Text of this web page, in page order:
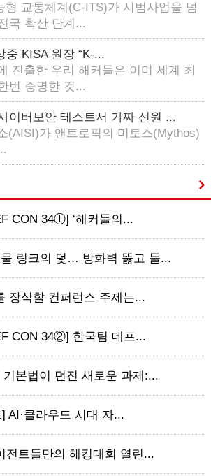
형 교통체계(C-ITS)가 시범사업을 넘
국 확산 단계...
중 KISA 원장 “K-...
진출한 우리 해커들은 이미 세계 최
번 증명한 것...
이버보안 테스트서 가짜 신원 ...
(AISI)가 앤트로픽의 미토스(Mythos)
CON 34ⓛ] ‘해커들의...
링크의 덫… 방화벽 뚫고 들...
장식할 컨퍼런스 주제는...
CON 34②] 한국팀 데프...
본법이 던진 새로운 과제:...
AI·클라우드 시대 자...
전트들만의 해킹대회 열린...